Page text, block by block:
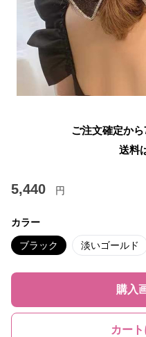
ご注文確定か
送料
5,440 円
カラー
ブラック 淡いゴールド
購入
カー